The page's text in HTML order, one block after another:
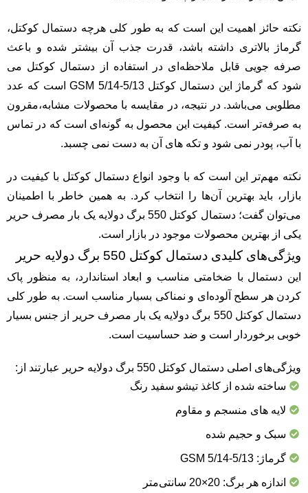
نکته حائز اهمیت این است که به طور کلی هرچه دستمال کوکتل،
گرماژ بالاتری داشته باشد، قدرت جذب آن بیشتر شده و باعث
صرفه جویی قابل ملاحظه‌ای در استفاده از دستمال کوکتل می
شود که گرماژ این دستمال کوکتل 5/13-5/14 GSM است که عدد
مطلوبی می‌باشد. در نتیجه، در مقایسه با محصولات مشابه،مقرون
به صرفه‌تر است. کیفیت این محصول به گونه‌ای است که در تماس
با آب، پودر نمی شود و تکه های آن به دست نمی چسبد.
نکته مهم‌تر این است که با وجود انواع دستمال کوکتل با کیفیت در
بازار، باید بهترین آن‌ها را انتخاب کرد. به همین خاطر با اطمینان
می‌توان گفت؛ دستمال کوکتل 550 برگ دولایه یک بار مصرف حریر
یکی از بهترین محصولات موجود در بازار است.
ویژگی‌های کلیدی دستمال کوکتل 550 برگ دولایه حریر
این دستمال با ضخامتی مناسب و ابعاد استاندارد، به منظور پاک
کردن هر سطح آلوده‌ای و نمناکی بسیار مناسب است. به طور کلی
دستمال کوکتل 550 برگ دولایه یک بار مصرف حریر از جنس بسیار
خوبی برخوردار است و ضد حساسیت است.
ویژگی‌های اصلی دستمال کوکتل 550 برگ دولایه حریر عبارتند از:
ساخته شده از کاغذ تیشو سفید رنگ
لایه های منسجم و مقاوم
سبک و حجیم شده
گرماژ: 5/13-5/14 GSM
اندازه هر برگ: 20×20 سانتی‌متر